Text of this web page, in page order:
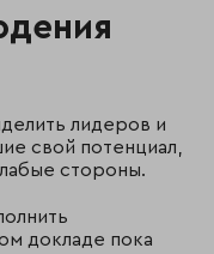
лидеров и
свой потенциал,
стороны.
докладе пока